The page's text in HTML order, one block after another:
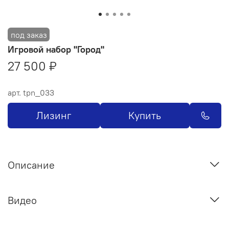
арт. tpn_033
Игровой набор "Город"
27 500 ₽
Лизинг Купить
Описание
Видео